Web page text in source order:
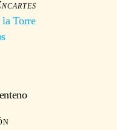
la Torre